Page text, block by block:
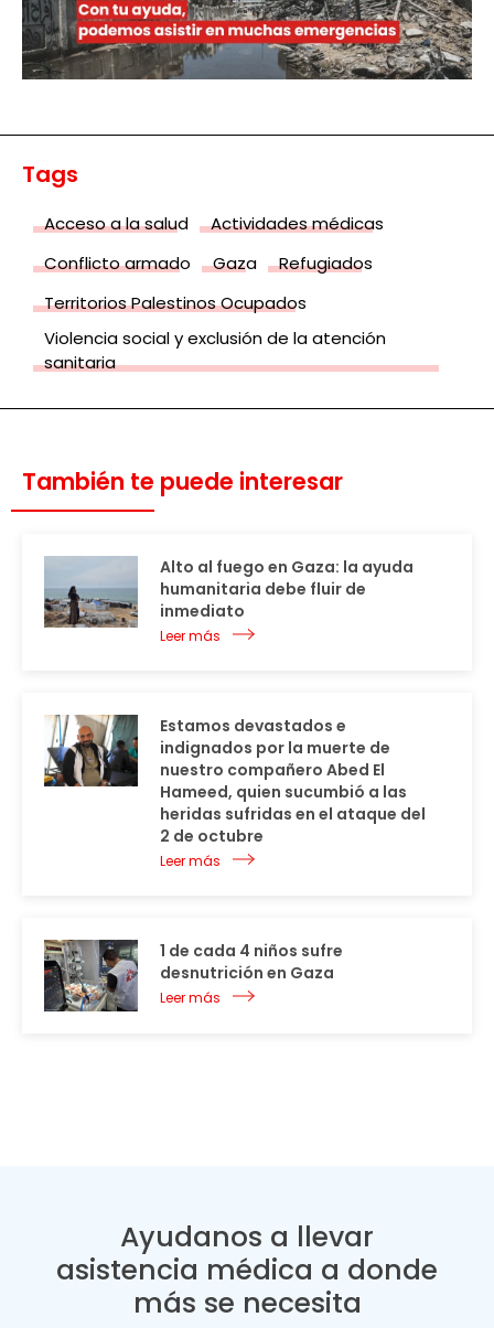
Tags
Acceso a la salud
Actividades médicas
Conflicto armado
Gaza
Refugiados
Territorios Palestinos Ocupados
Violencia social y exclusión de la atención
sanitaria
También te puede interesar
Alto al fuego en Gaza: la ayuda
humanitaria debe fluir de
inmediato
Leer más
Estamos devastados e
indignados por la muerte de
nuestro compañero Abed El
Hameed, quien sucumbió a las
heridas sufridas en el ataque del
2 de octubre
Leer más
1 de cada 4 niños sufre
desnutrición en Gaza
Leer más
Ayudanos a llevar
asistencia médica a donde
más se necesita